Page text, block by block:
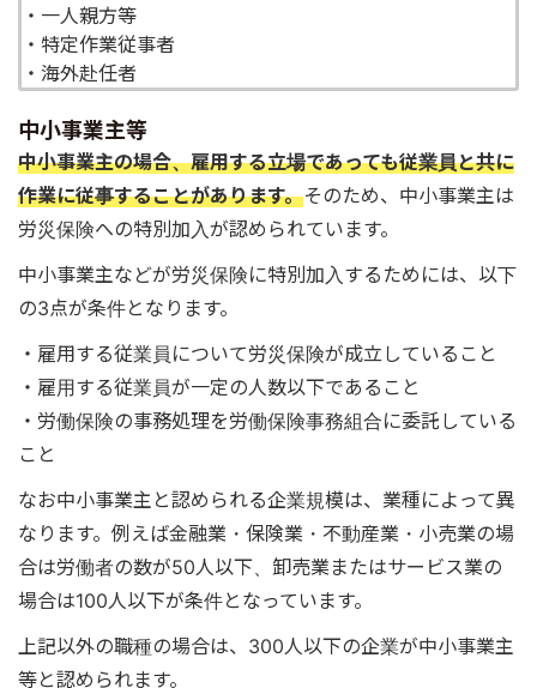
・一人親方等
・特定作業従事者
・海外赴任者
中小事業主等
中小事業主の場合、雇用する立場であっても従業員と共に
作業に従事することがあります。そのため、中小事業主は
労災保険への特別加入が認められています。
中小事業主などが労災保険に特別加入するためには、以下
の3点が条件となります。
・雇用する従業員について労災保険が成立していること
・雇用する従業員が一定の人数以下であること
・労働保険の事務処理を労働保険事務組合に委託している
こと
なお中小事業主と認められる企業規模は、業種によって異
なります。例えば金融業・保険業・不動産業・小売業の場
合は労働者の数が50人以下、卸売業またはサービス業の
場合は100人以下が条件となっています。
上記以外の職種の場合は、300人以下の企業が中小事業主
等と認められます。